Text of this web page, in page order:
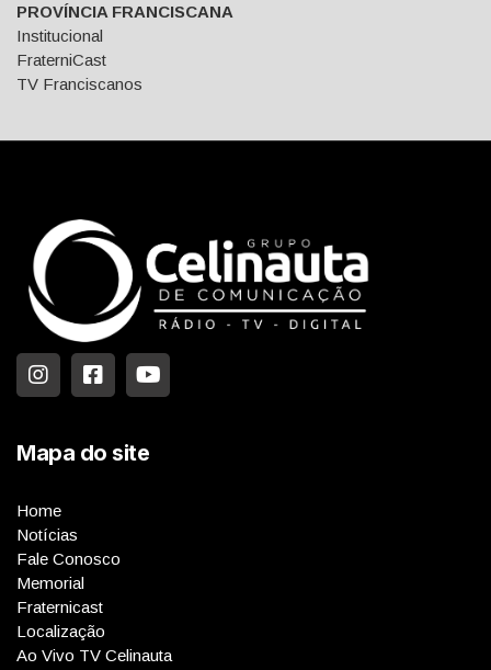
PROVÍNCIA FRANCISCANA
Institucional
FraterniCast
TV Franciscanos
Mapa do site
Home
Notícias
Fale Conosco
Memorial
Fraternicast
Localização
Ao Vivo TV Celinauta